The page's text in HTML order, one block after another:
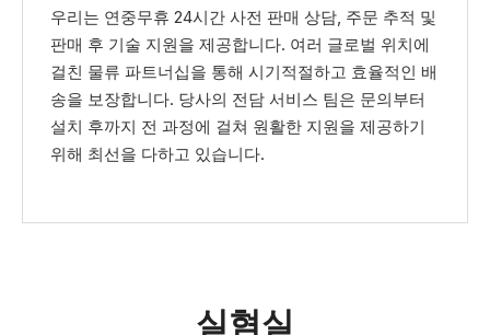
우리는 연중무휴 24시간 사전 판매 상담, 주문 추적 및
판매 후 기술 지원을 제공합니다. 여러 글로벌 위치에
걸친 물류 파트너십을 통해 시기적절하고 효율적인 배
송을 보장합니다. 당사의 전담 서비스 팀은 문의부터
설치 후까지 전 과정에 걸쳐 원활한 지원을 제공하기
위해 최선을 다하고 있습니다.
실혐실